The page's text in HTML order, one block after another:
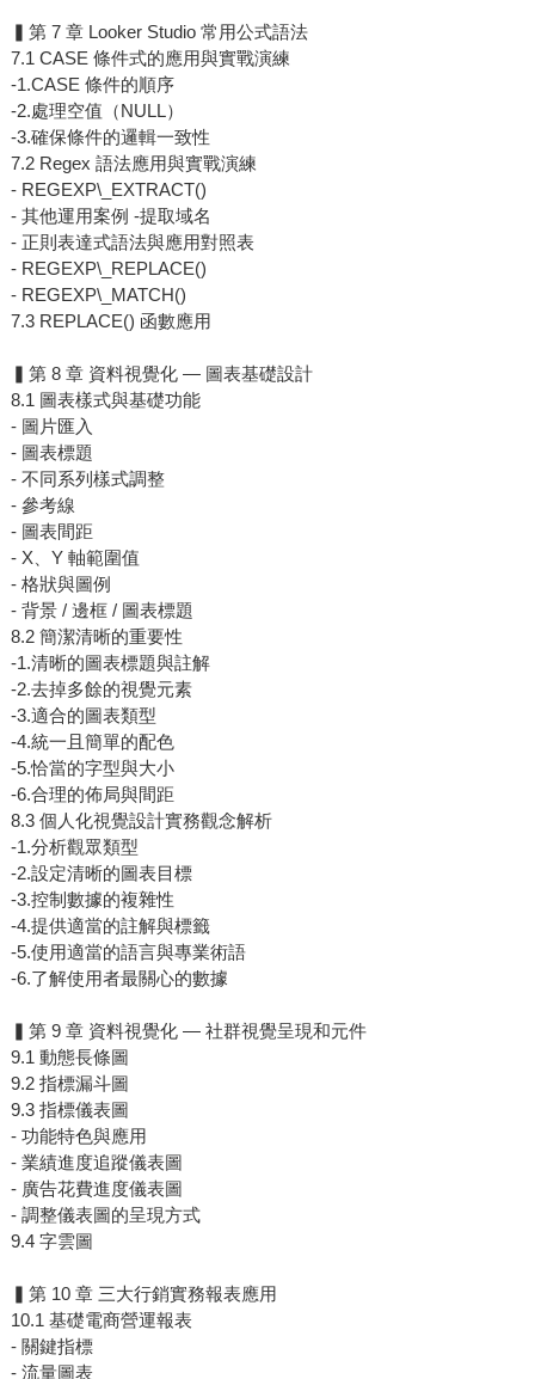
▍第 7 章 Looker Studio 常用公式語法
7.1 CASE 條件式的應用與實戰演練
-1.CASE 條件的順序
-2.處理空值（NULL）
-3.確保條件的邏輯一致性
7.2 Regex 語法應用與實戰演練
- REGEXP\_EXTRACT()
- 其他運用案例 -提取域名
- 正則表達式語法與應用對照表
- REGEXP\_REPLACE()
- REGEXP\_MATCH()
7.3 REPLACE() 函數應用
▍第 8 章 資料視覺化 — 圖表基礎設計
8.1 圖表樣式與基礎功能
- 圖片匯入
- 圖表標題
- 不同系列樣式調整
- 參考線
- 圖表間距
- X、Y 軸範圍值
- 格狀與圖例
- 背景 / 邊框 / 圖表標題
8.2 簡潔清晰的重要性
-1.清晰的圖表標題與註解
-2.去掉多餘的視覺元素
-3.適合的圖表類型
-4.統一且簡單的配色
-5.恰當的字型與大小
-6.合理的佈局與間距
8.3 個人化視覺設計實務觀念解析
-1.分析觀眾類型
-2.設定清晰的圖表目標
-3.控制數據的複雜性
-4.提供適當的註解與標籤
-5.使用適當的語言與專業術語
-6.了解使用者最關心的數據
▍第 9 章 資料視覺化 — 社群視覺呈現和元件
9.1 動態長條圖
9.2 指標漏斗圖
9.3 指標儀表圖
- 功能特色與應用
- 業績進度追蹤儀表圖
- 廣告花費進度儀表圖
- 調整儀表圖的呈現方式
9.4 字雲圖
▍第 10 章 三大行銷實務報表應用
10.1 基礎電商營運報表
- 關鍵指標
- 流量圖表